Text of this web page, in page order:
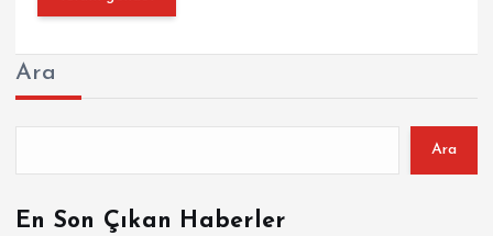
Ara
Ara
En Son Çıkan Haberler